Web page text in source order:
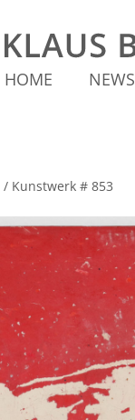
HOME NEWS
/ Kunstwerk # 853